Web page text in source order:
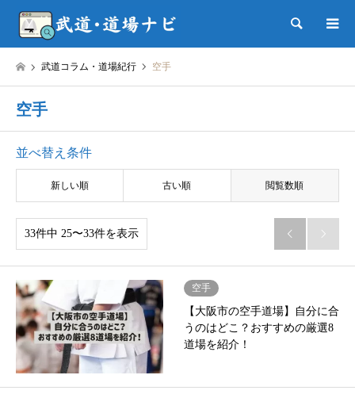
検索
武道コラム・道場紀行 空手
空手
並べ替え条件
新しい順 古い順 閲覧数順
33件中 25〜33件を表示  
空手
【大阪市の空手道場】自分に合
うのはどこ？おすすめの厳選8
道場を紹介！